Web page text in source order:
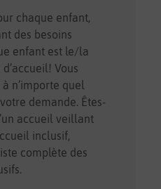
chaque enfant,
des besoins
enfant est le/la
Vous
n’importe quel
demande. Êtes-
accueil veillant
inclusif,
complète des